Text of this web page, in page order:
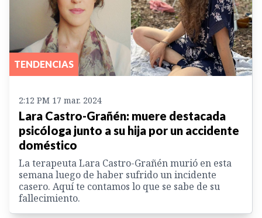
TENDENCIAS
2:12 PM 17 mar. 2024
Lara Castro-Grañén: muere destacada
psicóloga junto a su hija por un accidente
doméstico
La terapeuta Lara Castro-Grañén murió en esta
semana luego de haber sufrido un incidente
casero. Aquí te contamos lo que se sabe de su
fallecimiento.